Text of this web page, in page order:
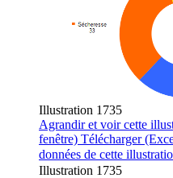
Illustration 1735
Agrandiret voir cette
fenêtre) Télécharger
données de cette
Illustration 1735